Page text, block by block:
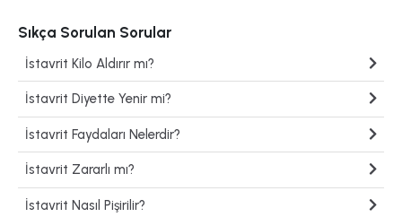
Sıkça Sorulan Sorular
İstavrit Kilo Aldırır mı?
İstavrit Diyette Yenir mi?
İstavrit Faydaları Nelerdir?
İstavrit Zararlı mı?
İstavrit Nasıl Pişirilir?